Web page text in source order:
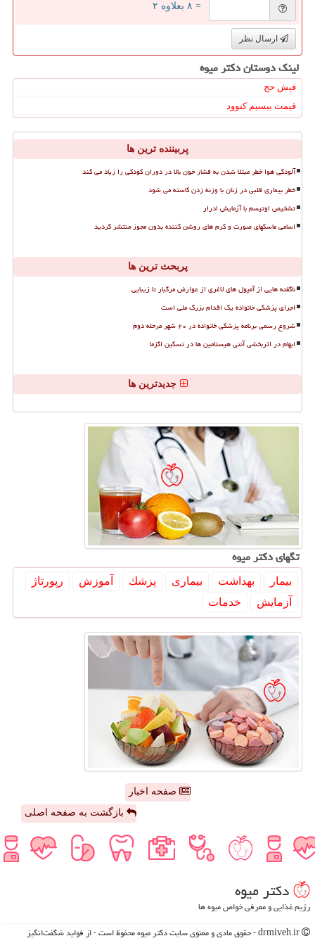
= ۸ بعلاوه ۲
ارسال نظر
لینک دوستان دكتر میوه
فیش حج
قیمت بیسیم کنوود
پربیننده ترین ها
آلودگی هوا خطر مبتلا شدن به فشار خون بالا در دوران کودکی را زیاد می کند
خطر بیماری قلبی در زنان با وزنه زدن کاسته می شود
تشخیص اوتیسم با آزمایش ادرار
اسامی ماسکهای صورت و کرم های روشن کننده بدون مجوز منتشر گردید
پربحث ترین ها
ناگفته هایی از آمپول های لاغری از عوارض مرگبار تا زیبایی
اجرای پزشکی خانواده یک اقدام بزرگ ملی است
شروع رسمی برنامه پزشکی خانواده در ۲۰ شهر مرحله دوم
ابهام در اثربخشی آنتی هیستامین ها در تسکین اگزما
جدیدترین ها
تگهای دكتر میوه
بیمار بهداشت بیماری پزشك آموزش
رپورتاژ
آزمایش
خدمات
صفحه اخبار
بازگشت به صفحه اصلی
دكتر میوه
رژیم غذایی و معرفی خواص میوه ها
drmiveh.ir - حقوق مادی و معنوی سایت دكتر میوه محفوظ است - از فواید شگفت‌انگیز